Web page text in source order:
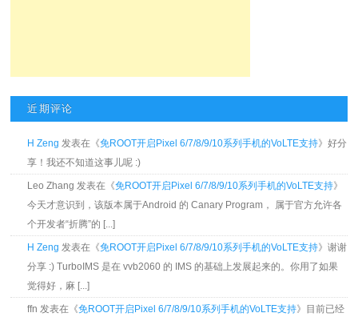
近期评论
H Zeng 发表在《免ROOT开启Pixel 6/7/8/9/10系列手机的VoLTE支持》好分
享！我还不知道这事儿呢 :)
Leo Zhang 发表在《免ROOT开启Pixel 6/7/8/9/10系列手机的VoLTE支持》
今天才意识到，该版本属于Android 的 Canary Program， 属于官方允许各
个开发者“折腾”的 [...]
H Zeng 发表在《免ROOT开启Pixel 6/7/8/9/10系列手机的VoLTE支持》谢谢
分享 :) TurboIMS 是在 vvb2060 的 IMS 的基础上发展起来的。你用了如果
觉得好，麻 [...]
ffn 发表在《免ROOT开启Pixel 6/7/8/9/10系列手机的VoLTE支持》目前已经